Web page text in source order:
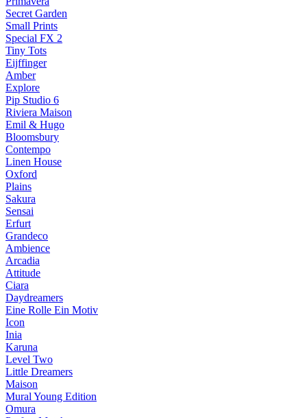
Secret Garden
Small Prints
Special FX 2
Tiny Tots
Eijffinger
Amber
Explore
Pip Studio 6
Riviera Maison
Emil & Hugo
Bloomsbury
Contempo
Linen House
Oxford
Plains
Sakura
Sensai
Erfurt
Grandeco
Ambience
Arcadia
Attitude
Ciara
Daydreamers
Eine Rolle Ein Motiv
Icon
Inia
Karuna
Level Two
Little Dreamers
Maison
Mural Young Edition
Omura